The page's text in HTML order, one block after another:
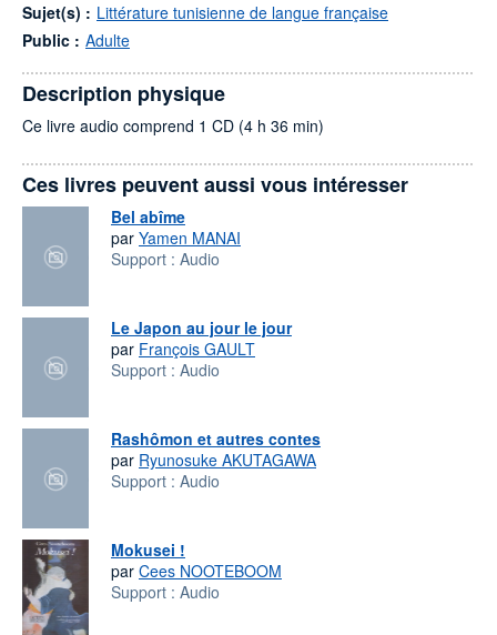
Sujet(s) : Littérature tunisienne de langue française
Public : Adulte
Description physique
Ce livre audio comprend 1 CD (4 h 36 min)
Ces livres peuvent aussi vous intéresser
Bel abîme
par Yamen MANAI
Support : Audio
Le Japon au jour le jour
par François GAULT
Support : Audio
Rashômon et autres contes
par Ryunosuke AKUTAGAWA
Support : Audio
Mokusei !
par Cees NOOTEBOOM
Support : Audio